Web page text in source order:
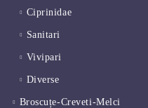
Ciprinidae
Sanitari
Vivipari
Diverse
Broscuțe-Creveti-Melci